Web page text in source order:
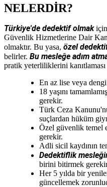
NELERDİR?
Türkiye'de dedektif olmakiçin
Güvenlik Hizmetlerine Dair
olmaktır. Bu yasa, özel
belirler. Bu mesleğe adım
pratik yeterliliklerini
En az lise veya
18 yaşını
gerekir.
Türk Ceza
suçlardan hüküm
Özel güvenlik temel
gerekir.
Adli sicil kaydının
Dedektiflik
birini bitirmek
Her 5 yılda bir
güncellemek